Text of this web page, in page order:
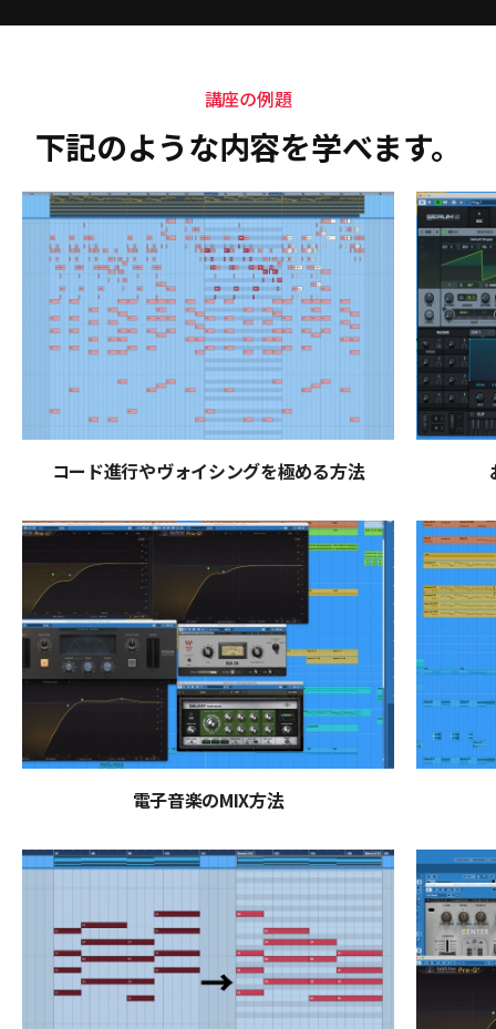
講座の例題
下記のような内容を学べます。
コード進行やヴォイシングを極める方法
電子音楽のMIX方法